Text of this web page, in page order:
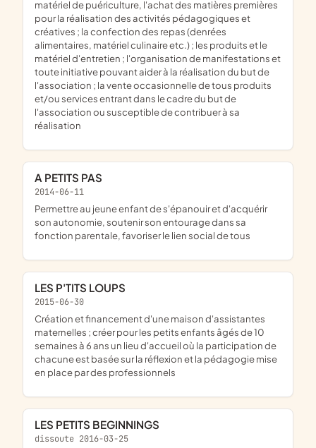
matériel de puériculture, l'achat des matières premières
pour la réalisation des activités pédagogiques et
créatives ; la confection des repas (denrées
alimentaires, matériel culinaire etc.) ; les produits et le
matériel d'entretien ; l'organisation de manifestations et
toute initiative pouvant aider à la réalisation du but de
l'association ; la vente occasionnelle de tous produits
et/ou services entrant dans le cadre du but de
l'association ou susceptible de contribuer à sa
réalisation
A PETITS PAS
2014-06-11
permettre au jeune enfant de s'épanouir et d'acquérir
son autonomie, soutenir son entourage dans sa
fonction parentale, favoriser le lien social de tous
LES P'TITS LOUPS
2015-06-30
création et financement d'une maison d'assistantes
maternelles ; créer pour les petits enfants âgés de 10
semaines à 6 ans un lieu d'accueil où la participation de
chacune est basée sur la réflexion et la pédagogie mise
en place par des professionnels
LES PETITS BEGINNINGS
dissoute 2016-03-25